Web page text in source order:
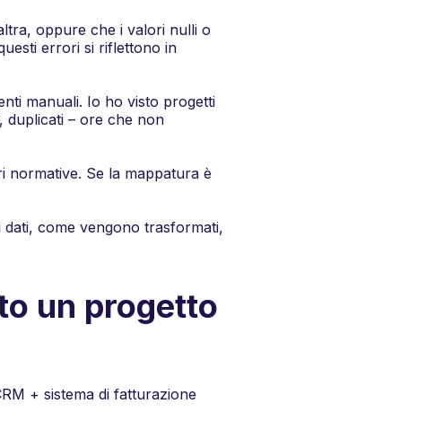
oppure che i valori nulli o
errori si riflettono in
manuali. Io ho visto progetti
duplicati – ore che non
normative. Se la mappatura è
dati, come vengono trasformati,
un progetto
+ sistema di fatturazione